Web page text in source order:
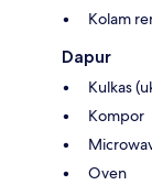
Kolam
Dapur
Kulkas
Kompor
Oven